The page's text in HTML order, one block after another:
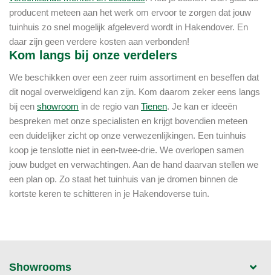
producent meteen aan het werk om ervoor te zorgen dat jouw
tuinhuis zo snel mogelijk afgeleverd wordt in Hakendover. En
daar zijn geen verdere kosten aan verbonden!
Kom langs bij onze verdelers
We beschikken over een zeer ruim assortiment en beseffen dat
dit nogal overweldigend kan zijn. Kom daarom zeker eens langs
bij een showroom in de regio van Tienen. Je kan er ideeën
bespreken met onze specialisten en krijgt bovendien meteen
een duidelijker zicht op onze verwezenlijkingen. Een tuinhuis
koop je tenslotte niet in een-twee-drie. We overlopen samen
jouw budget en verwachtingen. Aan de hand daarvan stellen we
een plan op. Zo staat het tuinhuis van je dromen binnen de
kortste keren te schitteren in je Hakendoverse tuin.
Showrooms